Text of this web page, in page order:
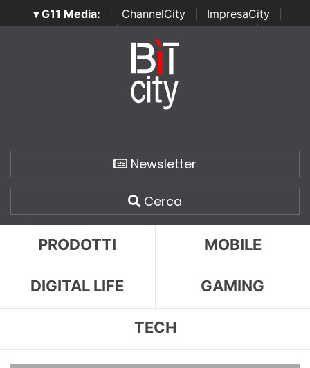
▾ G11 Media: ChannelCity ImpresaCity
SecurityOpenLab | Italian Channel Awards | Italian
Italian Security Awards
Newsletter
Cerca
PRODOTTI MOBILE
DIGITAL LIFE GAMING
TECH